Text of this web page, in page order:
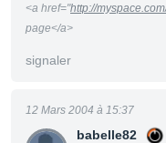
<a href="http://
page</a>
signaler
babelle82
12 Mars 2004 à 15:37